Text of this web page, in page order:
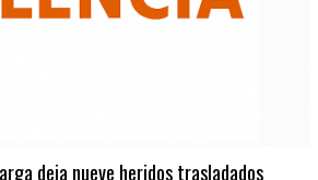
deja nueve heridos trasladados